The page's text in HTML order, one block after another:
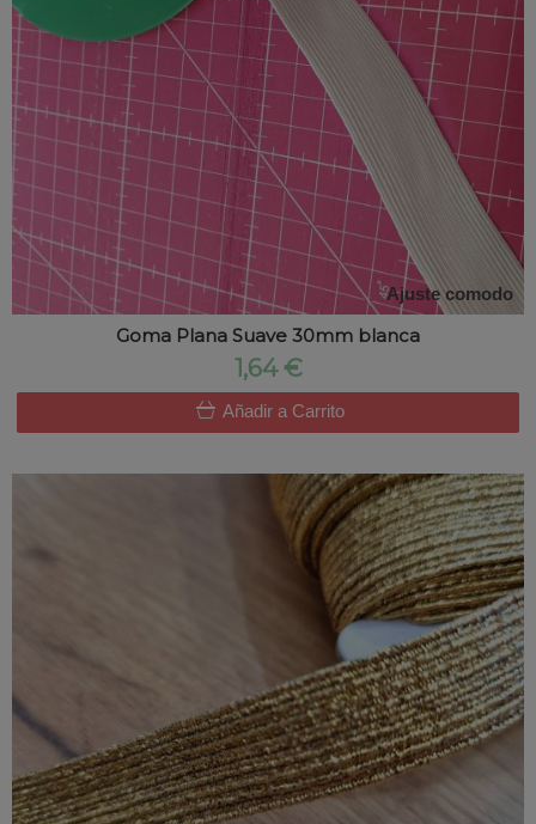
Ajuste comodo
Goma Plana Suave 30mm blanca
1,64 €
Añadir a Carrito